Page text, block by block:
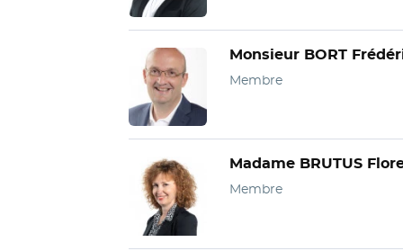
Monsieur BORT
Membre
Madame BRUTUS
Membre